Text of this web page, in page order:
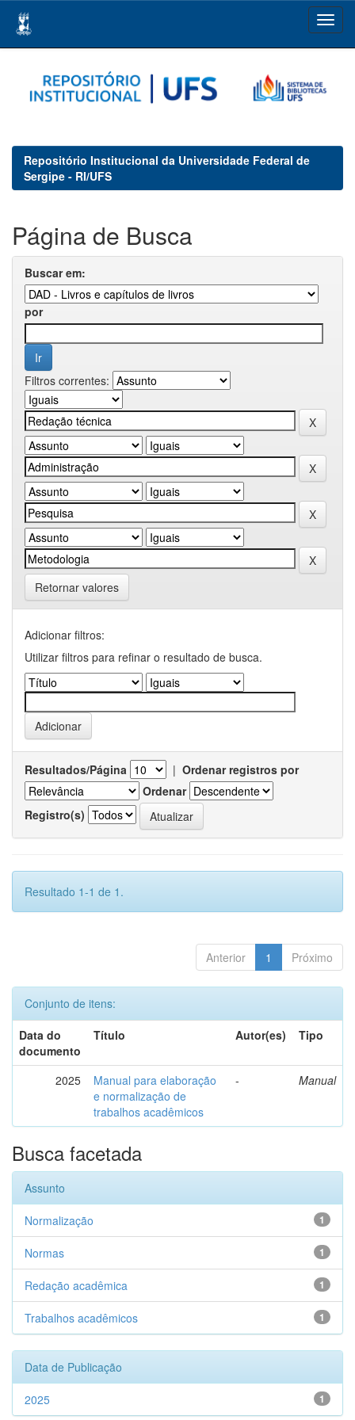
navigation
Repositório Institucional da Universidade Federal de
Sergipe - RI/UFS
Página de Busca
Buscar em:
por
Filtros correntes:
Retornar valores
Adicionar filtros:
Utilizar filtros para refinar o resultado de busca.
Resultados/Página | Ordenar registros por
Ordenar
Registro(s)
Resultado 1-1 de 1.
Anterior 1 Próximo
Conjunto de itens:
Data do
documento
Título Autor(es) Tipo
2025
Manual para elaboração
e normalização de
trabalhos acadêmicos
- Manual
Busca facetada
Assunto
1
Normalização
1
Normas
1
Redação acadêmica
1
Trabalhos acadêmicos
Data de Publicação
1
2025